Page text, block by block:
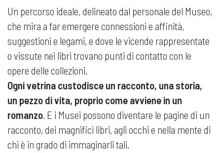
Un percorso ideale, delineato dal personale del Museo,
che mira a far emergere connessioni e affinità,
suggestioni e legami, e dove le vicende rappresentate
o vissute nei libri trovano punti di contatto con le
opere delle collezioni.
Ogni vetrina custodisce un racconto, una storia,
un pezzo di vita, proprio come avviene in un
romanzo . E i Musei possono diventare le pagine di un
racconto, dei magnifici libri, agli occhi e nella mente di
chi è in grado di immaginarli tali.